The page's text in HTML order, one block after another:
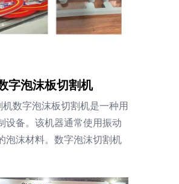
字泡沫板切割机
数字泡沫板切割机是一种用
设备。该机器通常使用振动
泡沫材料。数字泡沫切割机